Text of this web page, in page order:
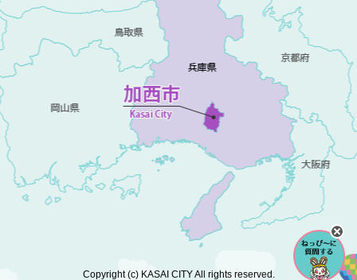
Copyright (c) KASAI CITY All rights reserved.